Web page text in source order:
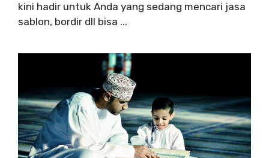
kini hadir untuk Anda yang sedang mencari jasa
sablon, bordir dll bisa ...